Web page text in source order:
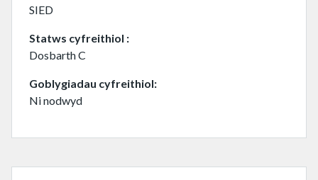
SIED
Statws cyfreithiol
Dosbarth C
Goblygiadau cyfreithiol
Ni nodwyd